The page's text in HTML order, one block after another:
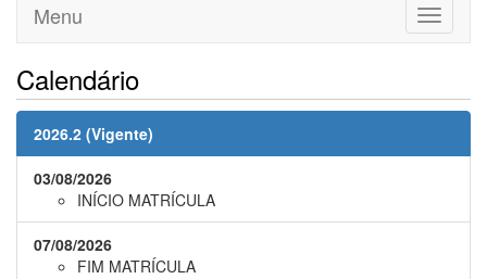
Toggle
Menu
Calendário
2026.2 (Vigente)
03/08/2026
INÍCIO MATRÍCULA
07/08/2026
FIM MATRÍCULA